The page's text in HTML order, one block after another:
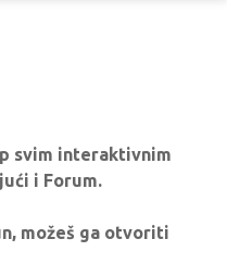
svim interaktivnim
i Forum.
možeš ga otvoriti